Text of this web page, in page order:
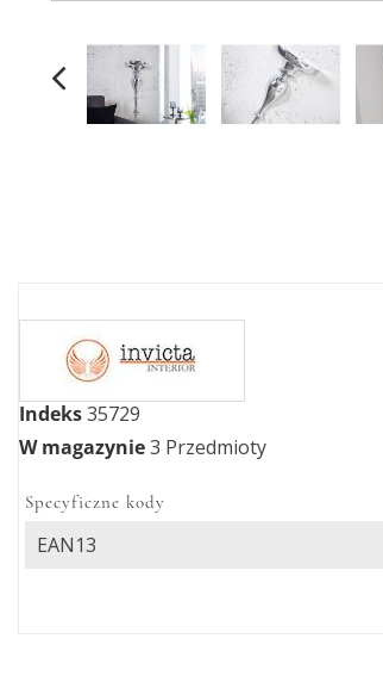
Indeks35729
W magazynie3 Przedmioty
Specyficzne kody
EAN13